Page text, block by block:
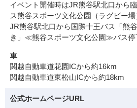
イベント開催時はJR熊谷駅北口から
ス熊谷スポーツ文化公園（ラグビー
JR熊谷駅北口から国際十王バス「熊
き」≪熊谷スポーツ文化公園≫バス停
車
関越自動車道花園ICから約16km
関越自動車道東松山ICから約18km
公式ホームページURL